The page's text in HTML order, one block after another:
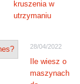
kruszenia w
utrzymaniu
28/04/2022
Ile wiesz o
maszynach